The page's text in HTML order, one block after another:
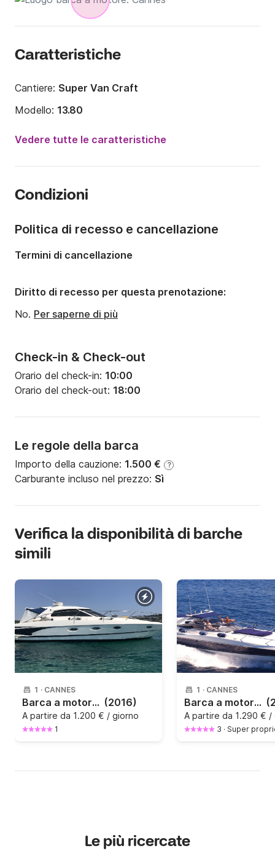
Caratteristiche
Cantiere: Super Van Craft
Modello: 13.80
260CV
Portata massima persone:
Vedere tutte le caratteristiche
Condizioni
Check-in & Check-out
Orario del check-in: 10:00
Orario del check-out: 18:00
Le regole della barca
Importo della cauzione: 1.500 € ?
Carburante incluso nel prezzo: Sì
Politica di recesso e cancellazione
Termini di cancellazione
Diritto di recesso per questa prenotazione:
No. Per saperne di più
Verifica la disponibilità di barche
simili
1 · CANNES
Barca a motore Elan Suntop 550CV (2016)
A partire da 1.200 € / giorno
1
1 · CANNES
Barca a motore Sunseeker Superhawk 48', Cannes, 15 mètres 900CV
A partire da 1.290 € /
3 · Super
Le più ricercate